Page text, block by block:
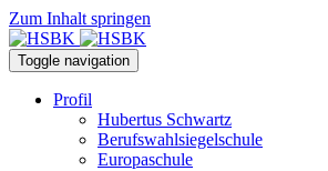
Zum Inhalt springen
Toggle navigation
Profil
Hubertus Schwartz
Berufswahlsiegelschule
Europaschule